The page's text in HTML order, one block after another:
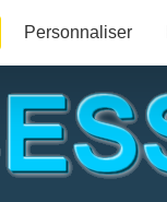
Personnaliser